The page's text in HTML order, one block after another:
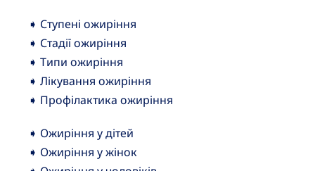
➧ Ступені ожиріння
➧ Стадії ожиріння
➧ Типи ожиріння
➧ Лікування ожиріння
➧ Профілактика ожиріння
➧ Ожиріння у дітей
➧ Ожиріння у жінок